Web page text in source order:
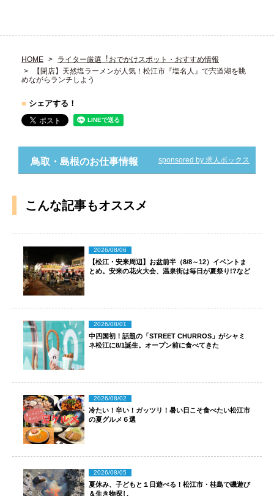
HOME
ライター厳選︕おでかけスポット・おすすめ情報
【閉店】天然塩ラーメンが人気！松江市『塩名人』で宍道湖を眺
めながらランチしよう
■ シェアする！
鳥取・島根のお仕事情報 sponsored by 求人ボックス
こんな記事もオススメ
2026/08/06
【松江・安来周辺】お盆前半（8/8～12）イベントま
とめ。安来の花火大会、温泉街は毎日が夏祭り!?など
2026/08/01
中四国初！話題の「STREET CHURROS」がシャミ
ネ松江に8/1誕生。オープン前に食べてきた
2026/08/02
冷たい！辛い！ガッツリ！暑い日こそ食べたい松江市
の夏グルメ６選
2026/08/05
夏休み、子どもと１日遊べる！松江市・桂島で磯遊び
＆生き物探し